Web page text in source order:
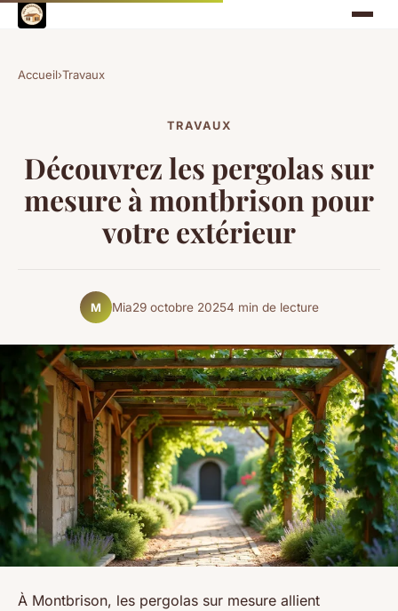
Accueil›Travaux
TRAVAUX
Découvrez les pergolas sur
mesure à montbrison pour
votre extérieur
M Mia29 octobre 20254 min de lecture
À Montbrison, les pergolas sur mesure allient